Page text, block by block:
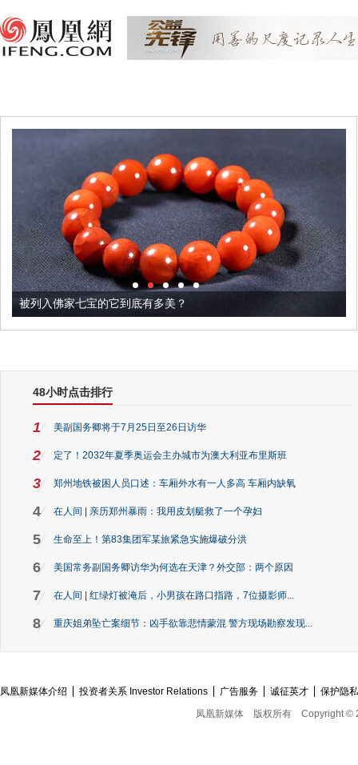
被列入佛家七宝的它到底有多美？
48小时点击排行
1 美副国务卿将于7月25日至26日访华
2 定了！2032年夏季奥运会主办城市为澳大利亚布里斯班
3 郑州地铁被困人员口述：车厢外水有一人多高 车厢内缺氧
4 在人间 | 亲历郑州暴雨：我用皮划艇救了一个孕妇
5 生命至上！第83集团军某旅紧急实施爆破分洪
6 美国常务副国务卿访华为何选在天津？外交部：两个原因
7 在人间 | 红绿灯被淹后，小男孩在路口指路，7位摄影师...
8 重庆姐弟坠亡案细节：凶手欲靠悲情蒙混 警方现场勘察发现...
凤凰新媒体介绍 投资者关系 Investor Relations 广告服务 诚征英才
保护隐
凤凰新媒体
版权所有 Copyright ©